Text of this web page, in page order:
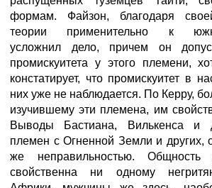
формам. Файзон, благодаря
теории применительно к
усложнил дело, причем он
промискуитета у этого племени,
констатирует, что промискуитет в
них уже не наблюдается. По Керру,
изучившему эти племена, им
Выводы Бастиана, Вилькенса и
племен с Огненной Земли и других,
же неправильностью.
свойственна ни одному